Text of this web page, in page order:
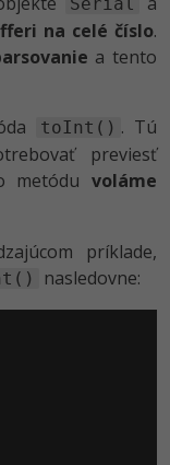
na celé číslo.
a tento
toInt() . Tú
previesť
metódu voláme
príklade,
nasledovne: